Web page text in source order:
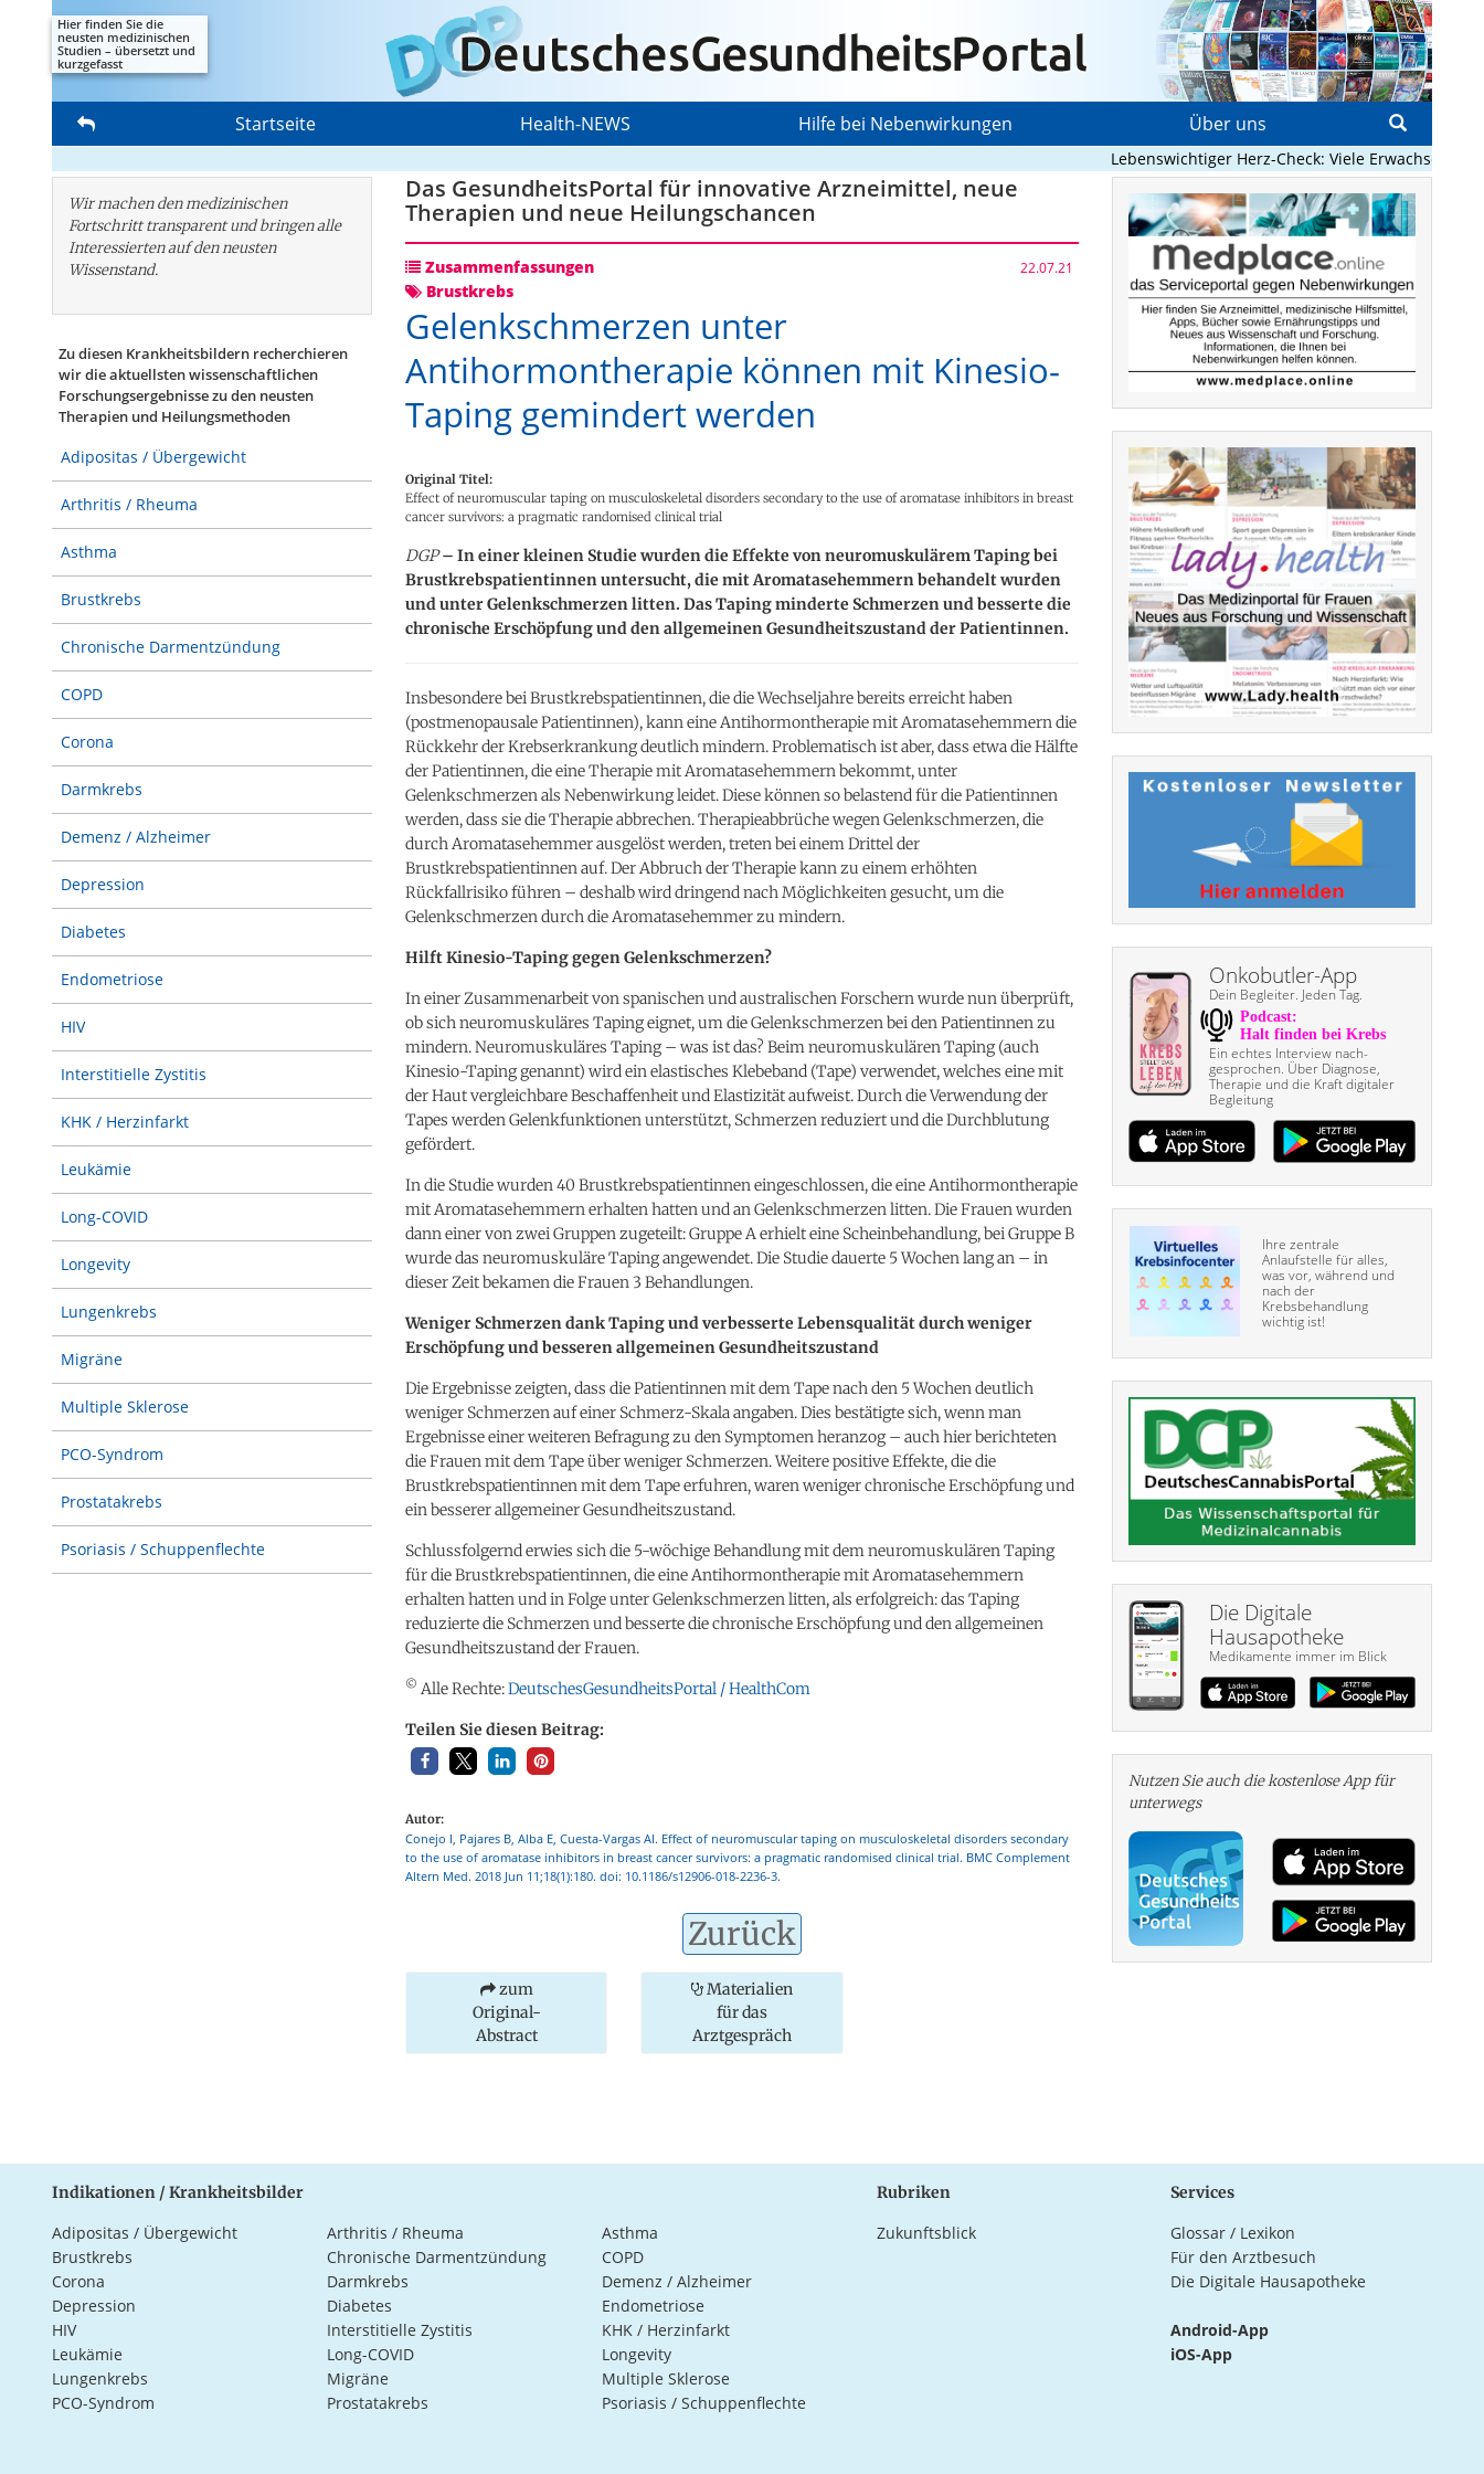
Hier finden Sie die
neusten medizinischen
Studien – übersetzt und
kurzgefasst
Startseite Health-NEWS Hilfe bei Nebenwirkungen Über uns
Lebenswichtiger Herz-Check: Viele Erwachsene mit
Wir machen den medizinischen
Fortschritt transparent und bringen alle
Interessierten auf den neusten
Wissenstand.
Zu diesen Krankheitsbildern recherchieren
wir die aktuellsten wissenschaftlichen
Forschungs­ergebnisse zu den neusten
Therapien und Heilungsmethoden
Adipositas / Übergewicht
Arthritis / Rheuma
Asthma
Brustkrebs
Chronische Darmentzündung
COPD
Corona
Darmkrebs
Demenz / Alzheimer
Depression
Diabetes
Endometriose
HIV
Interstitielle Zystitis
KHK / Herzinfarkt
Leukämie
Long-COVID
Longevity
Lungenkrebs
Migräne
Multiple Sklerose
PCO-Syndrom
Prostatakrebs
Psoriasis / Schuppenflechte
Das GesundheitsPortal für innovative Arzneimittel, neue
Therapien und neue Heilungschancen
Zusammenfassungen 22.07.21
Brustkrebs
Gelenkschmerzen unter
Antihormontherapie können mit Kinesio-
Taping gemindert werden
Original Titel:
Effect of neuromuscular taping on musculoskeletal disorders secondary to the use of aromatase inhibitors in breast
cancer survivors: a pragmatic randomised clinical trial
DGP– In einer kleinen Studie wurden die Effekte von neuromuskulärem Taping bei
Brustkrebspatientinnen untersucht, die mit Aromatasehemmern behandelt wurden
und unter Gelenkschmerzen litten. Das Taping minderte Schmerzen und besserte die
chronische Erschöpfung und den allgemeinen Gesundheitszustand der Patientinnen.
Insbesondere bei Brustkrebspatientinnen, die die Wechseljahre bereits erreicht haben
(postmenopausale Patientinnen), kann eine Antihormontherapie mit Aromatasehemmern die
Rückkehr der Krebserkrankung deutlich mindern. Problematisch ist aber, dass etwa die Hälfte
der Patientinnen, die eine Therapie mit Aromatasehemmern bekommt, unter
Gelenkschmerzen als Nebenwirkung leidet. Diese können so belastend für die Patientinnen
werden, dass sie die Therapie abbrechen. Therapieabbrüche wegen Gelenkschmerzen, die
durch Aromatasehemmer ausgelöst werden, treten bei einem Drittel der
Brustkrebspatientinnen auf. Der Abbruch der Therapie kann zu einem erhöhten
Rückfallrisiko führen – deshalb wird dringend nach Möglichkeiten gesucht, um die
Gelenkschmerzen durch die Aromatasehemmer zu mindern.
Hilft Kinesio-Taping gegen Gelenkschmerzen?
In einer Zusammenarbeit von spanischen und australischen Forschern wurde nun überprüft,
ob sich neuromuskuläres Taping eignet, um die Gelenkschmerzen bei den Patientinnen zu
mindern. Neuromuskuläres Taping – was ist das? Beim neuromuskulären Taping (auch
Kinesio-Taping genannt) wird ein elastisches Klebeband (Tape) verwendet, welches eine mit
der Haut vergleichbare Beschaffenheit und Elastizität aufweist. Durch die Verwendung der
Tapes werden Gelenkfunktionen unterstützt, Schmerzen reduziert und die Durchblutung
gefördert.
In die Studie wurden 40 Brustkrebspatientinnen eingeschlossen, die eine Antihormontherapie
mit Aromatasehemmern erhalten hatten und an Gelenkschmerzen litten. Die Frauen wurden
dann einer von zwei Gruppen zugeteilt: Gruppe A erhielt eine Scheinbehandlung, bei Gruppe B
wurde das neuromuskuläre Taping angewendet. Die Studie dauerte 5 Wochen lang an – in
dieser Zeit bekamen die Frauen 3 Behandlungen.
Weniger Schmerzen dank Taping und verbesserte Lebensqualität durch weniger
Erschöpfung und besseren allgemeinen Gesundheitszustand
Die Ergebnisse zeigten, dass die Patientinnen mit dem Tape nach den 5 Wochen deutlich
weniger Schmerzen auf einer Schmerz-Skala angaben. Dies bestätigte sich, wenn man
Ergebnisse einer weiteren Befragung zu den Symptomen heranzog – auch hier berichteten
die Frauen mit dem Tape über weniger Schmerzen. Weitere positive Effekte, die die
Brustkrebspatientinnen mit dem Tape erfuhren, waren weniger chronische Erschöpfung und
ein besserer allgemeiner Gesundheitszustand.
Schlussfolgernd erwies sich die 5-wöchige Behandlung mit dem neuromuskulären Taping
für die Brustkrebspatientinnen, die eine Antihormontherapie mit Aromatasehemmern
erhalten hatten und in Folge unter Gelenkschmerzen litten, als erfolgreich: das Taping
reduzierte die Schmerzen und besserte die chronische Erschöpfung und den allgemeinen
Gesundheitszustand der Frauen.
© Alle Rechte:DeutschesGesundheitsPortal / HealthCom
Teilen Sie diesen Beitrag:
Autor:
Conejo I, Pajares B, Alba E, Cuesta-Vargas AI. Effect of neuromuscular taping on musculoskeletal disorders secondary
to the use of aromatase inhibitors in breast cancer survivors: a pragmatic randomised clinical trial. BMC Complement
Altern Med. 2018 Jun 11;18(1):180. doi: 10.1186/s12906-018-2236-3.
Zurück
zum
Original-
Abstract
Materialien
für das
Arztgespräch
Onkobutler-App
Dein Begleiter. Jeden Tag.
Ein echtes Interview nach­
gesprochen. Über Diagnose,
Therapie und die Kraft digitaler
Begleitung
Ihre zentrale
Anlaufstelle für alles,
was vor, während und
nach der
Krebsbehandlung
wichtig ist!
Die Digitale
Hausapotheke
Medikamente immer im Blick
Nutzen Sie auch die kosten­lose App für
unterwegs
Indikationen / Krankheitsbilder
Adipositas / Übergewicht Arthritis / Rheuma
Asthma
Brustkrebs
Chronische Darmentzündung
COPD
Corona
Darmkrebs
Demenz / Alzheimer
Depression
Diabetes
Endometriose
HIV
Interstitielle Zystitis
KHK / Herzinfarkt
Leukämie
Long-COVID
Longevity
Lungenkrebs
Migräne
Multiple Sklerose
PCO-Syndrom
Prostatakrebs Psoriasis / Schuppenflechte
Rubriken
Zukunftsblick
Services
Glossar / Lexikon
Für den Arztbesuch
Die Digitale Hausapotheke
Android-App
iOS-App